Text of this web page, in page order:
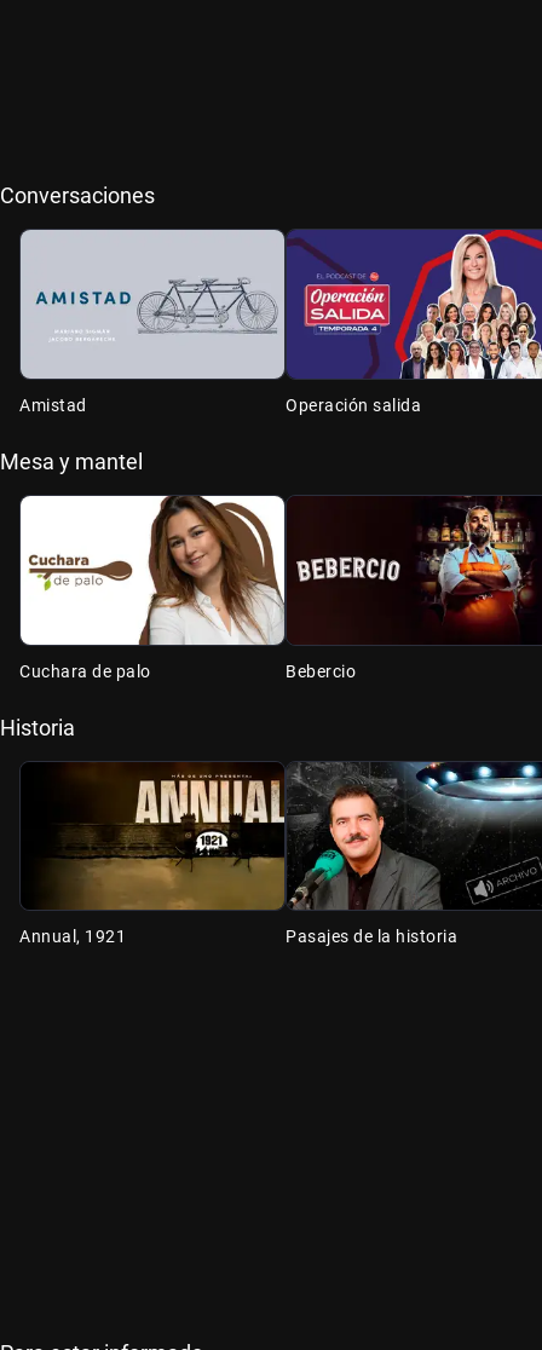
Conversaciones
Amistad Operación salida
Mesa y mantel
Cuchara de palo Bebercio
Historia
Annual, 1921 Pasajes de la historia